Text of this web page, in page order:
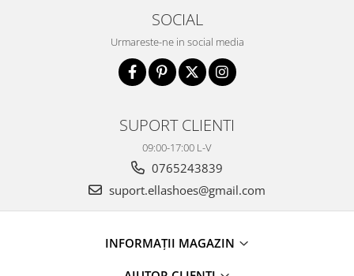
SOCIAL
Urmareste-ne in social media
SUPORT CLIENTI
09:00-17:00 L-V
0765243839
suport.ellashoes@gmail.com
INFORMAȚII MAGAZIN